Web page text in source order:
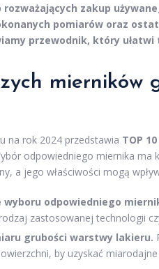
rozważających zakup
pomiarów oraz
przewodnik, który ułatwi
mierników
na rok 2024 przedstawia TOP
odpowiedniego miernika ma
a jego właściwości mogą
odpowiedniego
zastosowanej technologii
grubości warstwy lakieru.
by uzyskać miarodajne